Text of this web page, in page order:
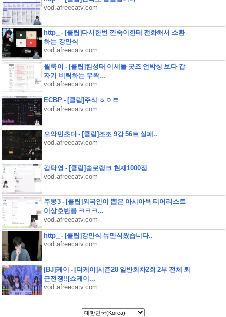
vod.afreecatv.com
http_ - [클립]다시한번 깐숙이한테 전화해서 소환
하는 강만식
vod.afreecatv.com
월룩이 - [클립]킴성태 이세돌 굿즈 언박싱 보다 갑
자기 비틱하는 우왁...
vod.afreecatv.com
ECBP - [클립]주식 ㅎㅇㄹ
vod.afreecatv.com
으악민초다 - [클립]조조 9강 56트 실패..
vod.afreecatv.com
감탁영 - [클립]솔로랭크 현재1000점
vod.afreecatv.com
주몽3 - [클립]외국인이 뽑은 아시아욕 티어리스트
이상호반응 ㅋㅋㅋ...
vod.afreecatv.com
http_ - [클립]강만식 뉴만식왔습니다..
vod.afreecatv.com
[BJ]케이 - [더케이]시즌28 일반회차2회 2부 전체 퇴
근전쟁!![쇼케이...
vod.afreecatv.com